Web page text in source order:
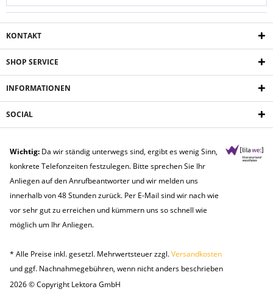
KONTAKT
SHOP SERVICE
INFORMATIONEN
SOCIAL
Wichtig: Da wir ständig unterwegs sind, ergibt es wenig Sinn,
konkrete Telefonzeiten festzulegen. Bitte sprechen Sie Ihr
Anliegen auf den Anrufbeantworter und wir melden uns
innerhalb von 48 Stunden zurück. Per E-Mail sind wir nach wie
vor sehr gut zu erreichen und kümmern uns so schnell wie
möglich um Ihr Anliegen.
* Alle Preise inkl. gesetzl. Mehrwertsteuer zzgl.Versandkosten
und ggf. Nachnahmegebühren, wenn nicht anders beschrieben
2026 © Copyright Lektora GmbH